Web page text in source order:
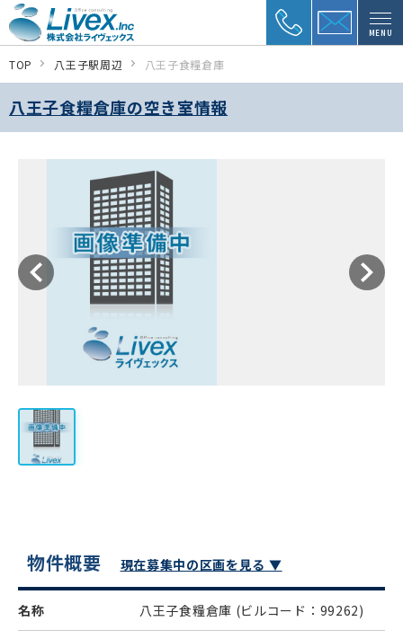
MENU
TOP 八王子駅周辺 八王子食糧倉庫
八王子食糧倉庫の空き室情報
物件概要 現在募集中の区画を見る ▼
名称 八王子食糧倉庫 (ビルコード：99262)